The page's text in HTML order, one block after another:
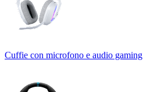
Cuffie con microfono e audio gaming